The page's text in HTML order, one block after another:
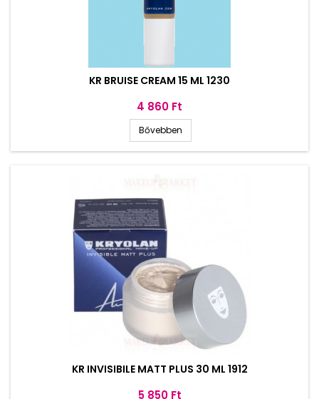
KR BRUISE CREAM 15 ML 1230
Ár
4 860 Ft
Bővebben
KR INVISIBILE MATT PLUS 30 ML 1912
Ár
5 850 Ft